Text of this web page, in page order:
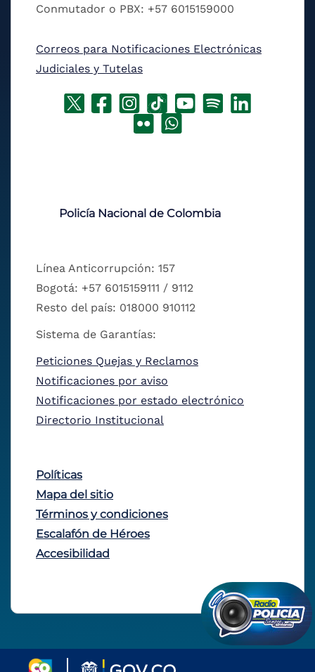
Conmutador o PBX: +57 6015159000
Correos para Notificaciones Electrónicas
Judiciales y Tutelas
Policía Nacional de Colombia
Línea Anticorrupción: 157
Bogotá: +57 6015159111 / 9112
Resto del país: 018000 910112
Sistema de Garantías:
Peticiones Quejas y Reclamos
Notificaciones por aviso
Notificaciones por estado electrónico
Directorio Institucional
Políticas
Mapa del sitio
Términos y condiciones
Escalafón de Héroes
Accesibilidad